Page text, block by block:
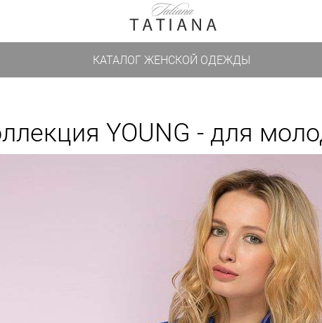
КАТАЛОГ ЖЕНСКОЙ ОДЕЖДЫ
YOUNG - для